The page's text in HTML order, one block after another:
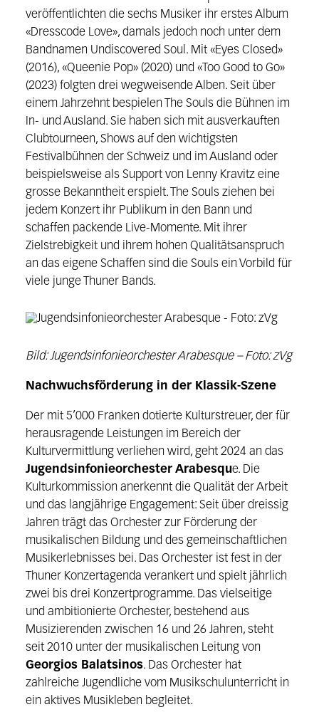
veröffentlichten die sechs Musiker ihr erstes Album
«Dresscode Love», damals jedoch noch unter dem
Bandnamen Undiscovered Soul. Mit «Eyes Closed»
(2016), «Queenie Pop» (2020) und «Too Good to Go»
(2023) folgten drei wegweisende Alben. Seit über
einem Jahrzehnt bespielen The Souls die Bühnen im
In- und Ausland. Sie haben sich mit ausverkauften
Clubtourneen, Shows auf den wichtigsten
Festivalbühnen der Schweiz und im Ausland oder
beispielsweise als Support von Lenny Kravitz eine
grosse Bekanntheit erspielt. The Souls ziehen bei
jedem Konzert ihr Publikum in den Bann und
schaffen packende Live-Momente. Mit ihrer
Zielstrebigkeit und ihrem hohen Qualitätsanspruch
an das eigene Schaffen sind die Souls ein Vorbild für
viele junge Thuner Bands.
Bild: Jugendsinfonieorchester Arabesque – Foto: zVg
Nachwuchsförderung in der Klassik-Szene
Der mit 5’000 Franken dotierte Kulturstreuer, der für
herausragende Leistungen im Bereich der
Kulturvermittlung verliehen wird, geht 2024 an das
Jugendsinfonieorchester Arabesque. Die
Kulturkommission anerkennt die Qualität der Arbeit
und das langjährige Engagement: Seit über dreissig
Jahren trägt das Orchester zur Förderung der
musikalischen Bildung und des gemeinschaftlichen
Musikerlebnisses bei. Das Orchester ist fest in der
Thuner Konzertagenda verankert und spielt jährlich
zwei bis drei Konzertprogramme. Das vielseitige
und ambitionierte Orchester, bestehend aus
Musizierenden zwischen 16 und 26 Jahren, steht
seit 2010 unter der musikalischen Leitung von
Georgios Balatsinos. Das Orchester hat
zahlreiche Jugendliche vom Musikschulunterricht in
ein aktives Musikleben begleitet.